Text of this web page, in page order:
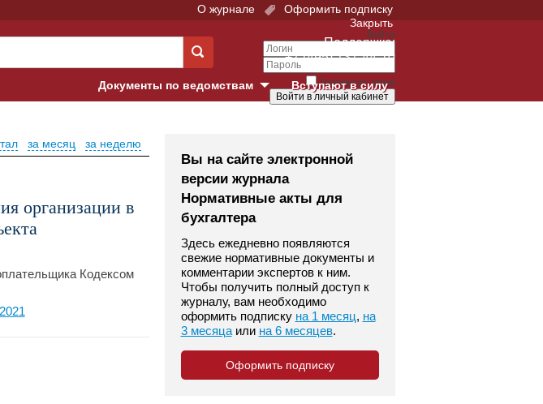
О журнале
Оформить подписку
Закрыть
Войти
Запомнить меня
Поддержка:
+7 (495) 737-44-10
Вступают в силу
Документы по ведомствам
Банк России
Верховный Суд
Гострудинспекция в г. Москве
Конституционный Суд
Пенсионный фонд
Правительство
за неделю
за месяц
организации в
Кодексом
Вы на сайте электронной
версии журнала
Нормативные акты для
бухгалтера
Здесь ежедневно появляются
свежие нормативные документы и
комментарии экспертов к ним.
Чтобы получить полный доступ к
журналу, вам необходимо
оформить подписку на 1 месяц, на
3 месяцаили на 6 месяцев.
Оформить подписку